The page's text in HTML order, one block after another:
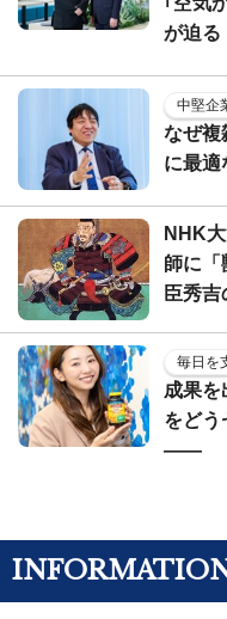
が迫る
中堅企
なぜ複
に最適
NHK
師に「
臣秀
毎日を
成果を
をどう
——